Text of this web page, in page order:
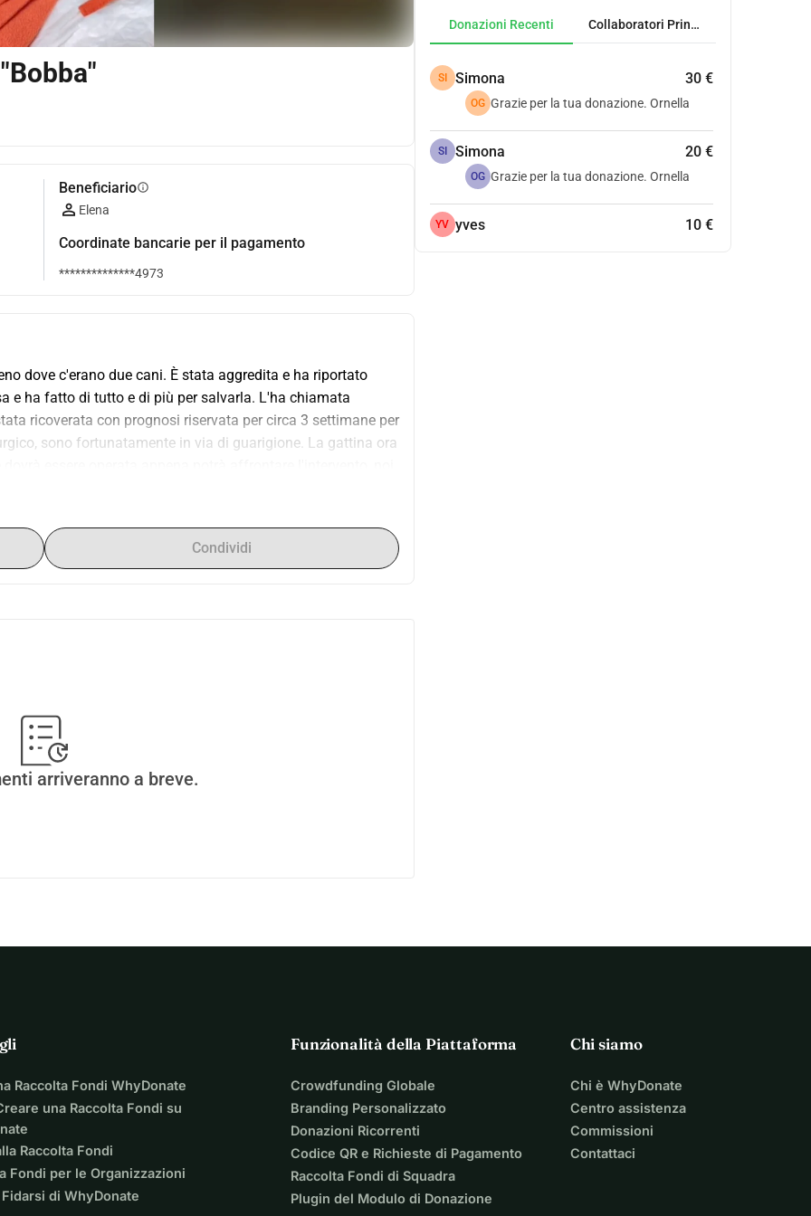
Beneficiarioinfo
Elena
Coordinate bancarie per il pagamento
**************4973
dove c'erano due cani. È stata aggredita e ha riportato
e ha fatto di tutto e di più per salvarla. L'ha chiamata
ricoverata con prognosi riservata per circa 3 settimane per
sono fortunatamente in via di guarigione. La gattina ora
cui € 500,00 già spese per il ricovero, il primo intervento e le
L'eventuale cifra eccedente sarà devoluta all'associazione di
di San Pietro in Sardegna (Italy).
Condividi
arriveranno a breve.
Donazioni Recenti Collaboratori Principali
SI Simona 30 €
OG Grazie per la tua donazione. Ornella
SI Simona 20 €
OG Grazie per la tua donazione. Ornella
YV yves 10 €
Raccolta Fondi WhyDonate
una Raccolta Fondi su
Raccolta Fondi
Fondi per le Organizzazioni
di WhyDonate
Funzionalità della Piattaforma
Crowdfunding Globale
Branding Personalizzato
Donazioni Ricorrenti
Codice QR e Richieste di Pagamento
Raccolta Fondi di Squadra
Plugin del Modulo di Donazione
Chi siamo
Chi è WhyDonate
Centro assistenza
Commissioni
Contattaci